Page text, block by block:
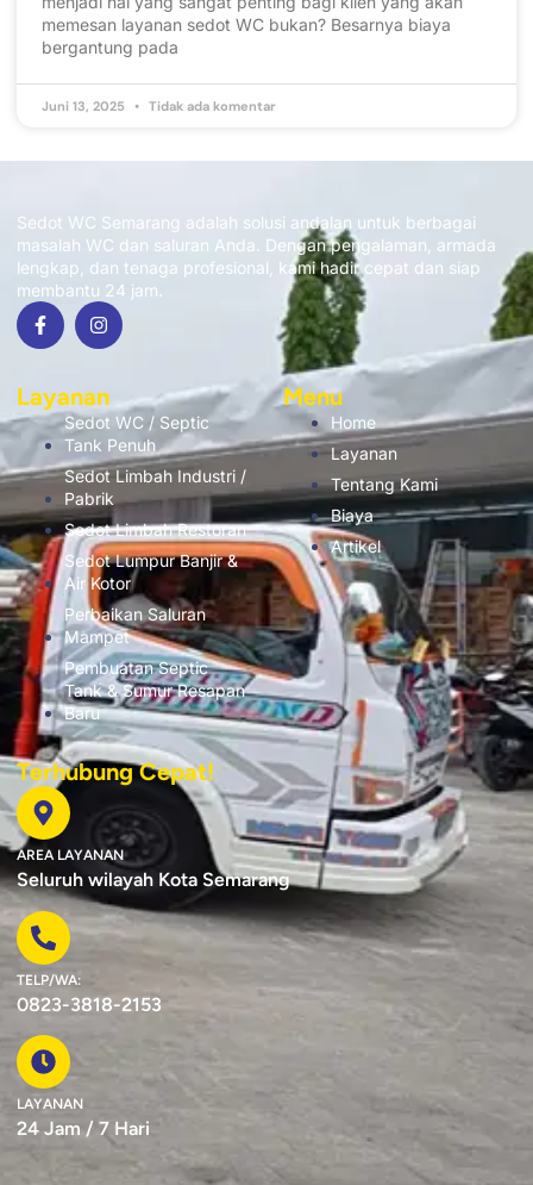
memesan layanan sedot WC bukan? Besarnya biaya
bergantung pada
Juni 13, 2025 Tidak ada komentar
Sedot WC Semarang adalah solusi andalan untuk berbagai
masalah WC dan saluran Anda. Dengan pengalaman, armada
lengkap, dan tenaga profesional, kami hadir cepat dan siap
membantu 24 jam.
Layanan
Sedot WC / Septic
Tank Penuh
Sedot Limbah Industri /
Pabrik
Sedot Limbah Restoran
Sedot Lumpur Banjir &
Air Kotor
Perbaikan Saluran
Mampet
Pembuatan Septic
Tank & Sumur Resapan
Baru
Menu
Home
Layanan
Tentang Kami
Biaya
Artikel
Terhubung Cepat!
AREA LAYANAN
Seluruh wilayah Kota Semarang
TELP/WA:
0823-3818-2153
LAYANAN
24 Jam / 7 Hari